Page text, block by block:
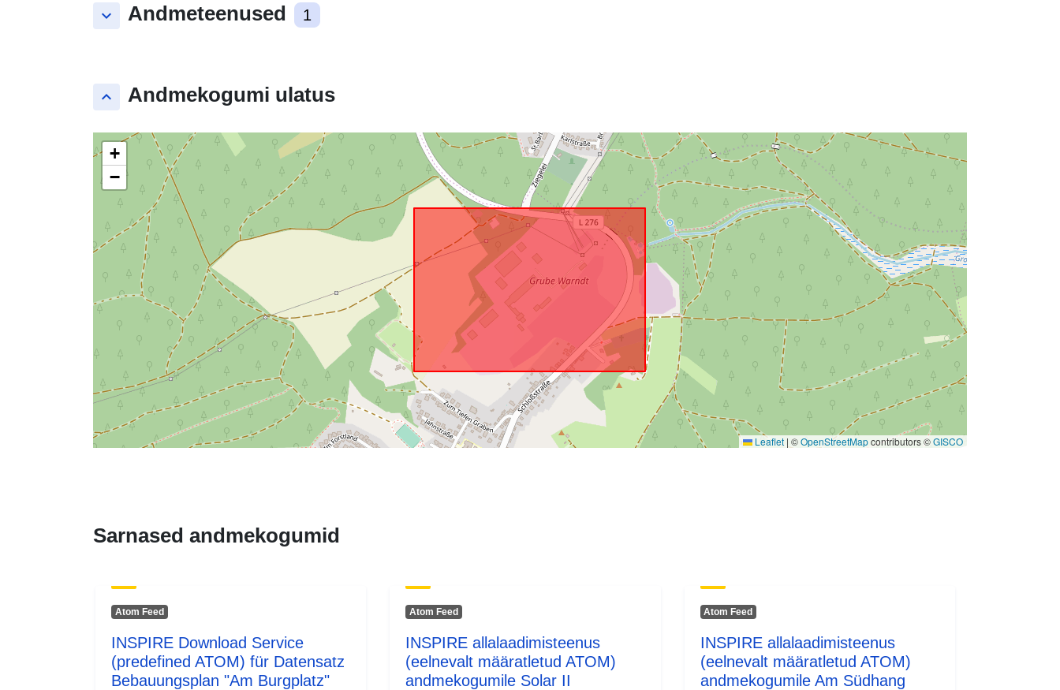
keyboard_arrow_down Andmeteenused 1
keyboard_arrow_up Andmekogumi ulatus
+
−
Leaflet | ©OpenStreetMapcontributors ©GISCO
Sarnased andmekogumid
Atom Feed
INSPIRE Download Service
(predefined ATOM) für Datensatz
Bebauungsplan "Am Burgplatz"
Atom Feed
INSPIRE allalaadimisteenus
(eelnevalt määratletud ATOM)
andmekogumile Solar II
Atom Feed
INSPIRE allalaadimisteenus
(eelnevalt määratletud ATOM)
andmekogumile Am Südhang